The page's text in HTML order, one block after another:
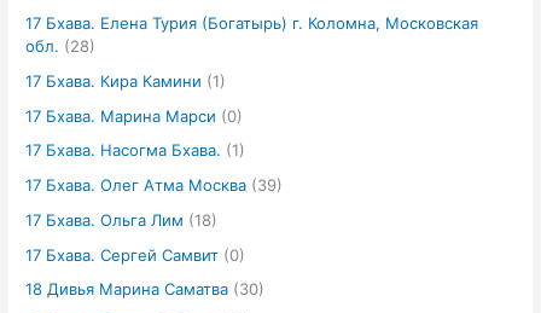
17 Бхава. Елена Турия (Богатырь) г. Коломна, Московская
обл. (28)
17 Бхава. Кира Камини (1)
17 Бхава. Марина Марси (0)
17 Бхава. Насогма Бхава. (1)
17 Бхава. Олег Атма Москва (39)
17 Бхава. Ольга Лим (18)
17 Бхава. Сергей Самвит (0)
18 Дивья Марина Саматва (30)